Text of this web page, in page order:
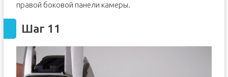
правой боковой панели камеры.
Шаг 11